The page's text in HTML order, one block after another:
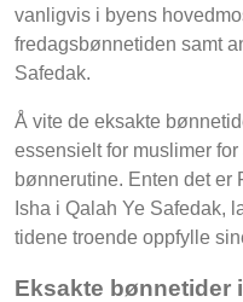
vanligvis i byens
fredagsbønnetiden samt
Safedak.
Å vite de eksakte
essensielt for muslimer
bønnerutine. Enten det er
Isha i Qalah Ye Safedak,
tidene troende oppfylle
Eksakte bønnetider